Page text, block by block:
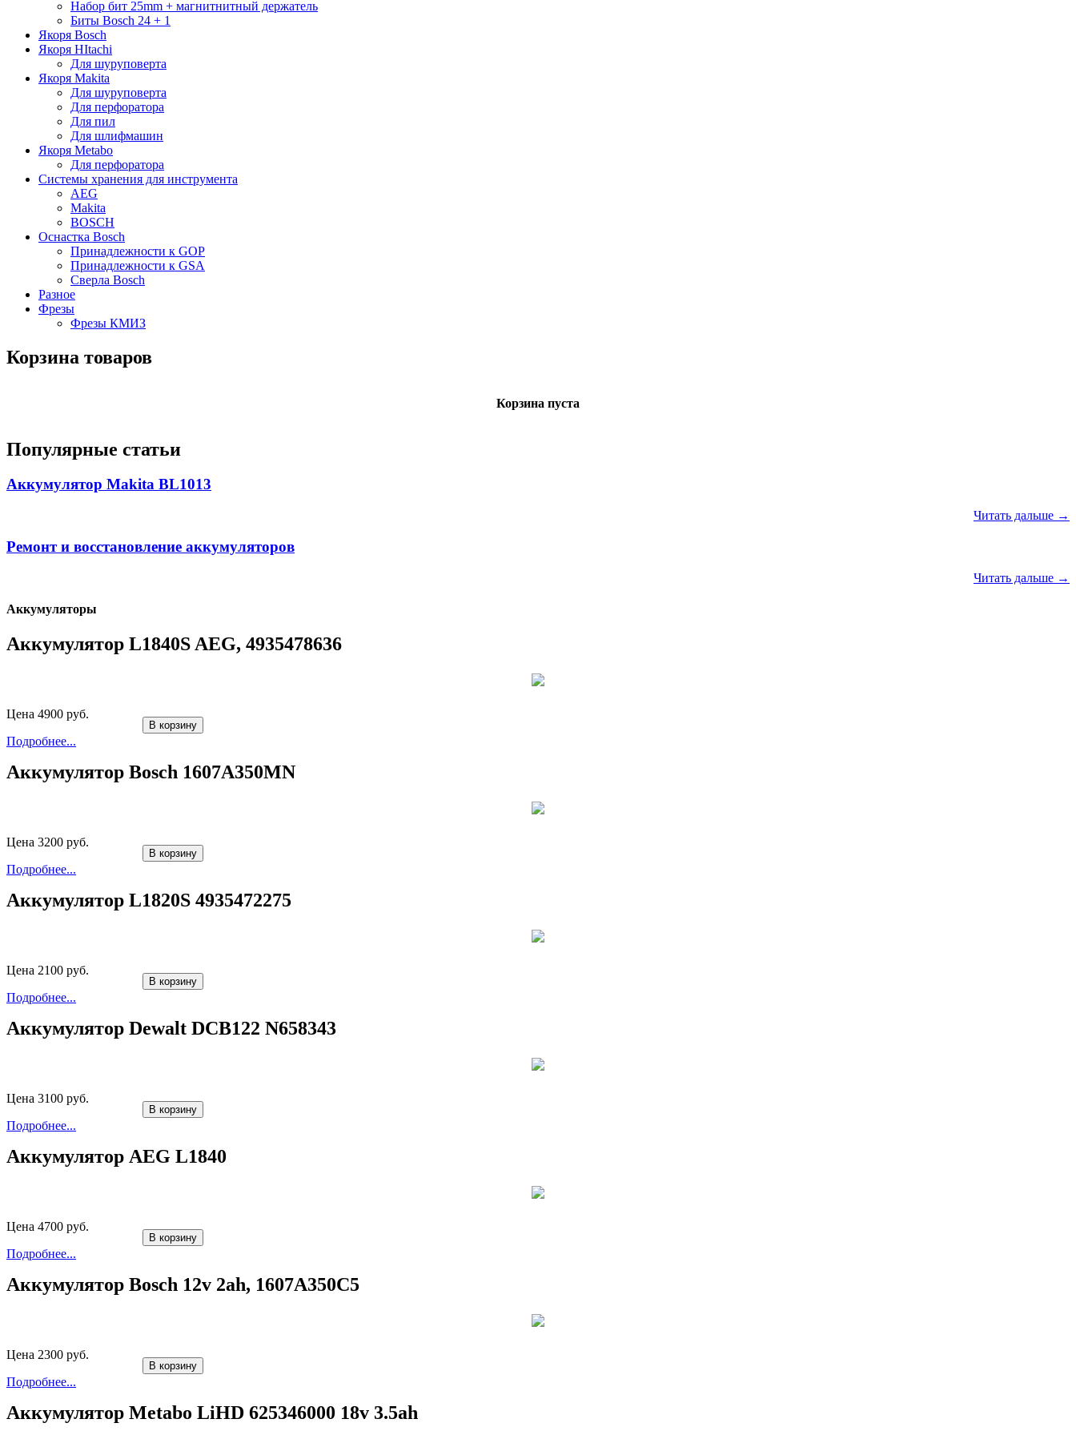
Набор бит 25mm + магнитнитный держатель
Биты Bosch 24 + 1
Якоря Bosch
Якоря HItachi
Для шуруповерта
Якоря Makita
Для шуруповерта
Для перфоратора
Для пил
Для шлифмашин
Якоря Metabo
Для перфоратора
Системы хранения для инструмента
AEG
Makita
BOSCH
Оснастка Bosch
Принадлежности к GOP
Принадлежности к GSA
Сверла Bosch
Разное
Фрезы
Фрезы КМИЗ
Корзина товаров
Корзина пуста
Популярные статьи
Аккумулятор Makita BL1013
Читать дальше →
Ремонт и восстановление аккумуляторов
Читать дальше →
Аккумуляторы
Аккумулятор L1840S AEG, 4935478636
Цена 4900 руб.
Подробнее...
В корзину
Аккумулятор Bosch 1607A350MN
Цена 3200 руб.
Подробнее...
В корзину
Аккумулятор L1820S 4935472275
Цена 2100 руб.
Подробнее...
В корзину
Аккумулятор Dewalt DCB122 N658343
Цена 3100 руб.
Подробнее...
В корзину
Аккумулятор AEG L1840
Цена 4700 руб.
Подробнее...
В корзину
Аккумулятор Bosch 12v 2ah, 1607A350C5
Цена 2300 руб.
Подробнее...
В корзину
Аккумулятор Metabo LiHD 625346000 18v 3.5ah